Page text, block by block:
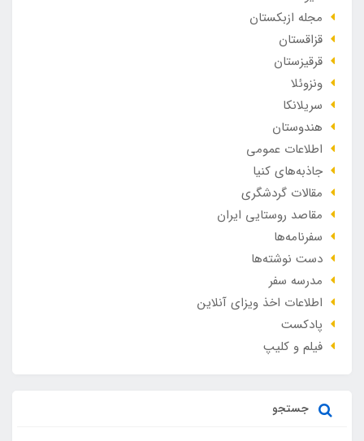
مجله ازبکستان
قزاقستان
قرقیزستان
ونزوئلا
سریلانکا
هندوستان
اطلاعات عمومی
جاذبه‌های کنیا
مقالات گردشگری
مقاصد روستایی ایران
سفرنامه‌ها
دست نوشته‌ها
مدرسه سفر
اطلاعات اخذ ویزای آنلاین
پادکست
فیلم و کلیپ
جستجو